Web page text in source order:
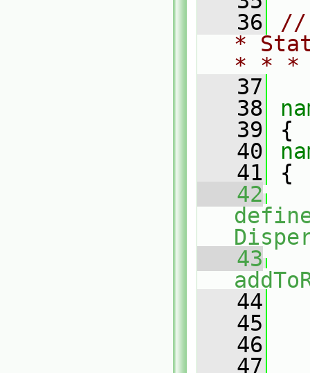
   36
//
*
* *
   37
   38
   39
{
   40
   41
{
   42
   43
   44
   45
   46
   47